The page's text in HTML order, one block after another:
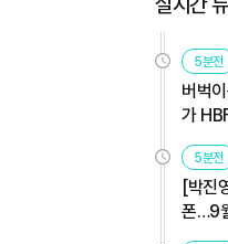
5분전
버벅
가
5분전
[박진
폰…9